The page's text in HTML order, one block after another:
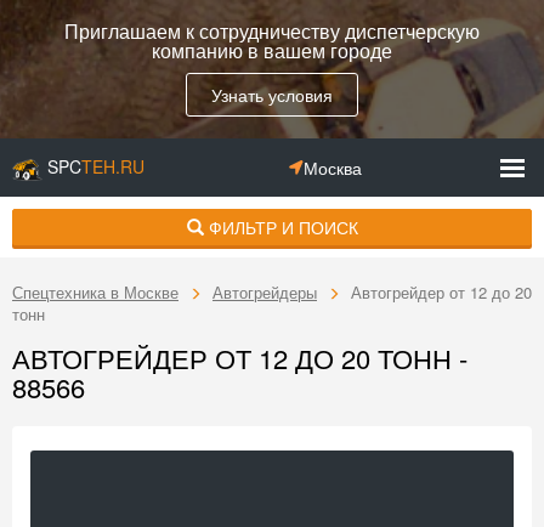
Приглашаем к сотрудничеству диспетчерскую
компанию в вашем городе
Узнать условия
SPCTEH.RU Москва
ФИЛЬТР И ПОИСК
Спецтехника в Москве Автогрейдеры
Автогрейдер от 12 до 20
тонн
АВТОГРЕЙДЕР ОТ 12 ДО 20 ТОНН -
88566